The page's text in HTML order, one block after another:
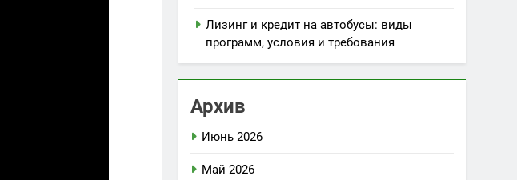
Лизинг и кредит на автобусы: виды
программ, условия и требования
Архив
Июнь 2026
Май 2026